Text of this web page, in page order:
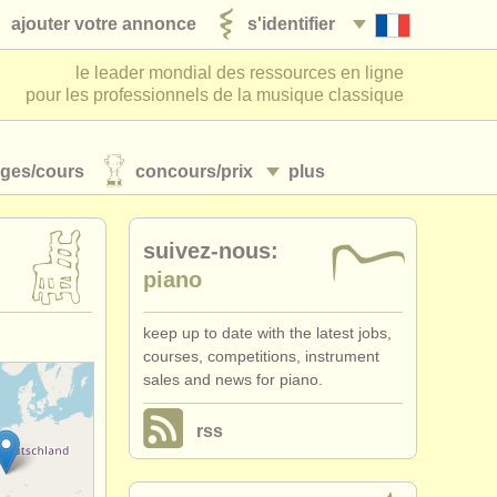
s'identifier
ajouter votre annonce
le leader mondial des ressources en ligne
pour les professionnels de la musique classique
plus
cours concours/prix
suivez-nous:
piano
keep up to date with the latest jobs,
courses, competitions, instrument
sales and news for piano.
rss